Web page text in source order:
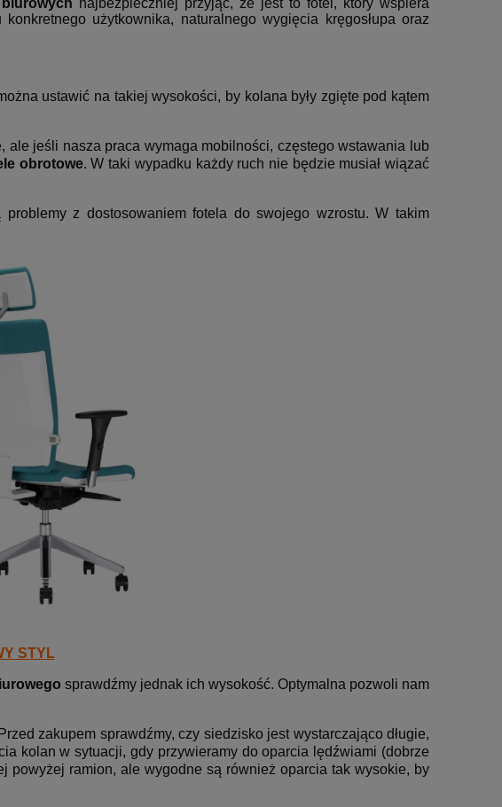
użytkownika, naturalnego wygięcia kręgosłupa oraz
ustawić na takiej wysokości, by kolana były zgięte pod kątem
ale jeśli nasza praca wymaga mobilności, częstego wstawania lub
obrotowe. W taki wypadku każdy ruch nie będzie musiał wiązać
z dostosowaniem fotela do swojego wzrostu. W takim
STYL
sprawdźmy jednak ich wysokość. Optymalna pozwoli nam
zakupem sprawdźmy, czy siedzisko jest wystarczająco długie,
kolan w sytuacji, gdy przywieramy do oparcia lędźwiami (dobrze
powyżej ramion, ale wygodne są również oparcia tak wysokie, by